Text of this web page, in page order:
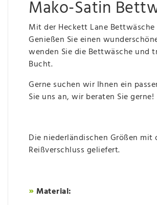
Mako-Satin
Mit der Heckett Lane
Genießen Sie einen
wenden Sie die Bettwäsche und
Bucht.
Gerne suchen wir Ihnen ein
Sie uns an, wir beraten Sie gerne!
Die niederländischen Größen
Reißverschluss geliefert.
»Material: